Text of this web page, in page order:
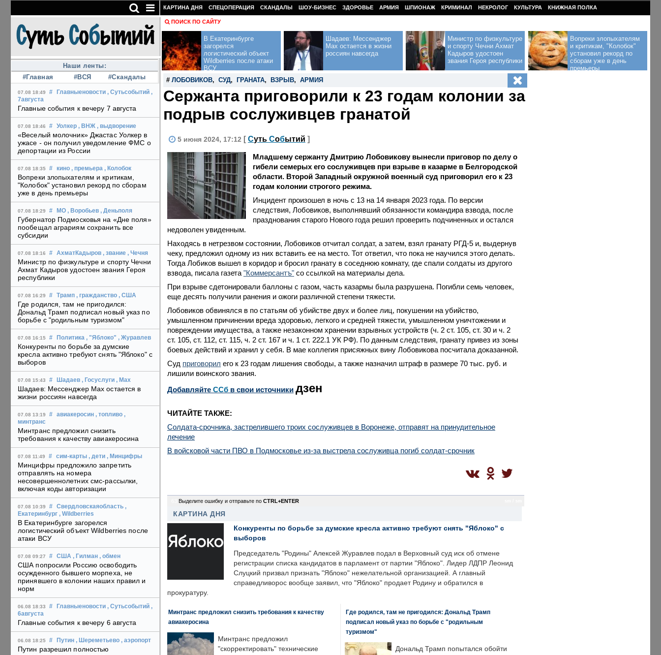
Наши ленты:
#Главная
#ВСЯ #Скандалы
07.08 18:49 # Главныеновости , Сутьсобытий ,
7августа
Главные события к вечеру 7 августа
07.08 18:46 # Уолкер , ВНЖ , выдворение
«Веселый молочник» Джастас Уолкер в
ужасе - он получил уведомление ФМС о
депортации из России
07.08 18:35 # кино , премьера , Колобок
Вопреки злопыхателям и критикам,
"Колобок" установил рекорд по сборам
уже в день премьеры
07.08 18:29 # МО , Воробьев , Деньполя
Губернатор Подмосковья на «Дне поля»
пообещал аграриям сохранить все
субсидии
07.08 18:16 # АхматКадыров , звание , Чечня
Министр по физкультуре и спорту Чечни
Ахмат Кадыров удостоен звания Героя
республики
07.08 16:29 # Трамп , гражданство , США
Где родился, там не пригодился:
Дональд Трамп подписал новый указ по
борьбе с "родильным туризмом"
07.08 16:15 # Политика , "Яблоко" , Журавлев
Конкуренты по борьбе за думские
кресла активно требуют снять "Яблоко" с
выборов
07.08 15:43 # Шадаев , Госуслуги , Max
Шадаев: Мессенджер Max остается в
жизни россиян навсегда
07.08 13:19 # авиакеросин , топливо ,
минтранс
Минтранс предложил снизить
требования к качеству авиакеросина
07.08 11:49 # сим-карты , дети , Минцифры
Минцифры предложило запретить
отправлять на номера
несовершеннолетних смс-рассылки,
включая коды авторизации
07.08 10:39 # Свердловскаяобласть ,
Екатеринбург , Wildberries
В Екатеринбурге загорелся
логистический объект Wildberries после
атаки ВСУ
07.08 09:27 # США , Гилман , обмен
США попросили Россию освободить
осужденного бывшего морпеха, не
принявшего в колонии наших правил и
норм
06.08 18:33 # Главныеновости , Сутьсобытий ,
6августа
Главные события к вечеру 6 августа
06.08 18:25 # Путин , Шереметьево , аэропорт
Путин разрешил полностью
КАРТИНА ДНЯ СПЕЦОПЕРАЦИЯ СКАНДАЛЫ ШОУ-БИЗНЕС ЗДОРОВЬЕ АРМИЯ ШПИОНАЖ КРИМИНАЛ НЕКРОЛОГ КУЛЬТУРА КНИЖНАЯ ПОЛКА
ПОИСК ПО САЙТУ
В Екатеринбурге
загорелся
логистический объект
Wildberries после атаки
ВСУ
Шадаев: Мессенджер
Max остается в жизни
россиян навсегда
Министр по физкультуре
и спорту Чечни Ахмат
Кадыров удостоен
звания Героя республики
Вопреки злопыхателям
и критикам, "Колобок"
установил рекорд по
сборам уже в день
премьеры
# ЛОБОВИКОВ, СУД, ГРАНАТА, ВЗРЫВ, АРМИЯ
Сержанта приговорили к 23 годам колонии за
подрыв сослуживцев гранатой
5 июня 2024, 17:12 [ Суть Событий ]
Младшему сержанту Дмитрию Лобовикову вынесли приговор по делу о
гибели семерых его сослуживцев при взрыве в казарме в Белгородской
области. Второй Западный окружной военный суд приговорил его к 23
годам колонии строгого режима.
Инцидент произошел в ночь с 13 на 14 января 2023 года. По версии
следствия, Лобовиков, выполнявший обязанности командира взвода, после
празднования старого Нового года решил проверить подчиненных и остался
недоволен увиденным.
Находясь в нетрезвом состоянии, Лобовиков отчитал солдат, а затем, взял гранату РГД-5 и, выдернув
чеку, предложил одному из них вставить ее на место. Тот ответил, что пока не научился этого делать.
Тогда Лобиков вышел в коридор и бросил гранату в соседнюю комнату, где спали солдаты из другого
взвода, писала газета "Коммерсантъ" со ссылкой на материалы дела.
При взрыве сдетонировали баллоны с газом, часть казармы была разрушена. Погибли семь человек,
еще десять получили ранения и ожоги различной степени тяжести.
Лобовиков обвинялся в по статьям об убийстве двух и более лиц, покушении на убийство,
умышленном причинении вреда здоровью, легкого и средней тяжести, умышленном уничтожении и
повреждении имущества, а также незаконном хранении взрывных устройств (ч. 2 ст. 105, ст. 30 и ч. 2
ст. 105, ст. 112, ст. 115, ч. 2 ст. 167 и ч. 1 ст. 222.1 УК РФ). По данным следствия, гранату привез из зоны
боевых действий и хранил у себя. В мае коллегия присяжных вину Лобовикова посчитала доказанной.
Суд приговорил его к 23 годам лишения свободы, а также назначил штраф в размере 70 тыс. руб. и
лишили воинского звания.
Добавляйте CСб в свои источники дзен
ЧИТАЙТЕ ТАКЖЕ:
Солдата-срочника, застрелившего троих сослуживцев в Воронеже, отправят на принудительное
лечение
В войсковой части ПВО в Подмосковье из-за выстрела сослуживца погиб солдат-срочник
Выделите ошибку и отправьте по CTRL+ENTER
КАРТИНА ДНЯ
Конкуренты по борьбе за думские кресла активно требуют снять "Яблоко" с
выборов
Председатель "Родины" Алексей Журавлев подал в Верховный суд иск об отмене
регистрации списка кандидатов в парламент от партии "Яблоко". Лидер ЛДПР Леонид
Слуцкий призвал признать "Яблоко" нежелательной организацией. А главный
справедливорос вообще заявил, что "Яблоко" продает Родину и обратился в
прокуратуру.
Минтранс предложил снизить требования к качеству
авиакеросина
Минтранс предложил
"скорректировать" технические
Где родился, там не пригодился: Дональд Трамп
подписал новый указ по борьбе с "родильным
туризмом"
Дональд Трамп попытался обойти